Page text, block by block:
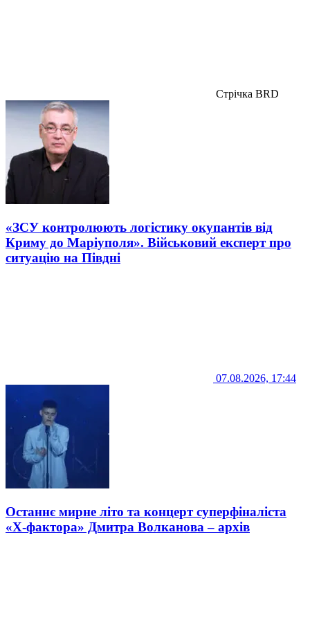
Стрічка BRD
«ЗСУ контролюють логістику окупантів від
Криму до Маріуполя». Військовий експерт про
ситуацію на Півдні
07.08.2026, 17:44
Останнє мирне літо та концерт суперфіналіста
«Х-фактора» Дмитра Волканова – архів